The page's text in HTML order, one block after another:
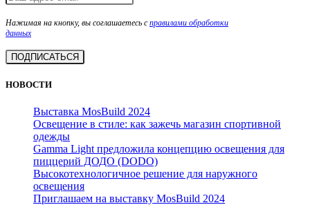
Нажимая на кнопку, вы соглашаетесь справилами обработки
данных
НОВОСТИ
Выставка MosBuild 2024
Освещение в стиле: как зажечь магазин спортивной
одежды
Gamma Light предложила концепцию освещения для
пиццерий ДОДО (DODO)
Высокотехнологичное решение для наружного
освещения
Приглашаем на выставку MosBuild 2024